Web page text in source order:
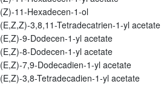
(Z)-11-Hexadecen-1-ol
(E,Z,Z)-3,8,11-Tetradecatrien-1-yl acetate
(E,Z)-9-Dodecen-1-yl acetate
(E,Z)-8-Dodecen-1-yl acetate
(E,Z)-7,9-Dodecadien-1-yl acetate
(E,Z)-3,8-Tetradecadien-1-yl acetate